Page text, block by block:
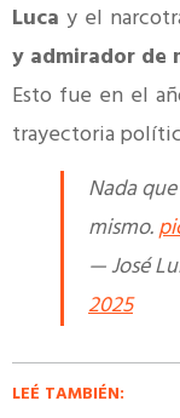
Luca y el
y admirador de
Esto fue en el
trayectoria
Nada
mismo.
— José
2025
LEÉ TAMBIÉN: